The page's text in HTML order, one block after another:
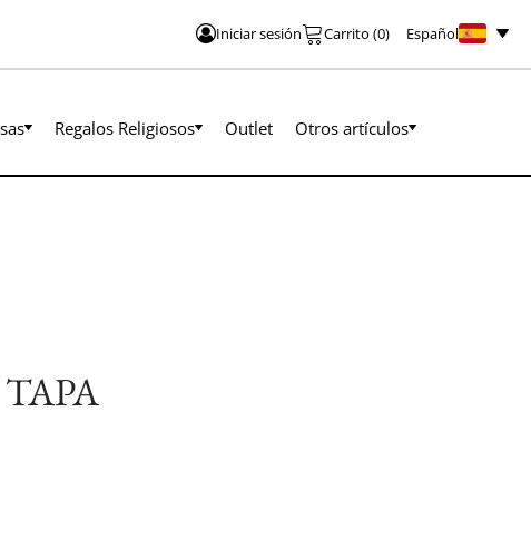
Iniciar sesión Carrito (0) Español
Regalos Religiosos Outlet Otros artículos